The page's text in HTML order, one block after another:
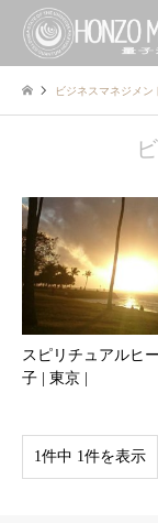
ビジネスマネジメン
スピリチュアルヒ
子 | 東京 |
1件中 1件を表示